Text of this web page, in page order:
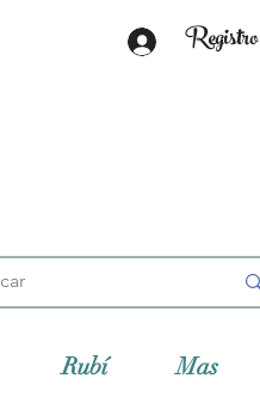
Registro
Rubí Mas